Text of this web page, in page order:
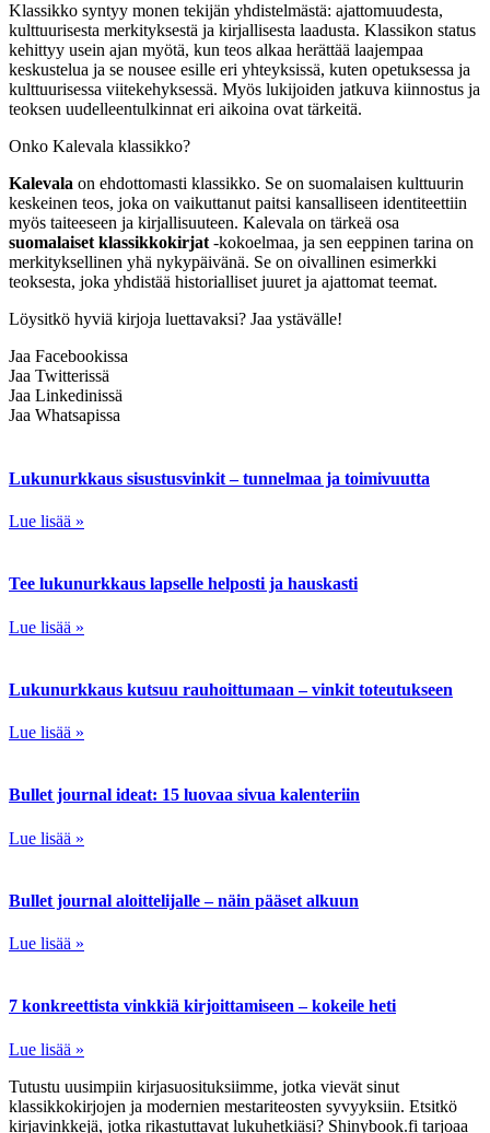
Klassikko syntyy monen tekijän yhdistelmästä: ajattomuudesta,
kulttuurisesta merkityksestä ja kirjallisesta laadusta. Klassikon status
kehittyy usein ajan myötä, kun teos alkaa herättää laajempaa
keskustelua ja se nousee esille eri yhteyksissä, kuten opetuksessa ja
kulttuurisessa viitekehyksessä. Myös lukijoiden jatkuva kiinnostus ja
teoksen uudelleentulkinnat eri aikoina ovat tärkeitä.
Onko Kalevala klassikko?
Kalevala on ehdottomasti klassikko. Se on suomalaisen kulttuurin
keskeinen teos, joka on vaikuttanut paitsi kansalliseen identiteettiin
myös taiteeseen ja kirjallisuuteen. Kalevala on tärkeä osa
suomalaiset klassikkokirjat-kokoelmaa, ja sen eeppinen tarina on
merkityksellinen yhä nykypäivänä. Se on oivallinen esimerkki
teoksesta, joka yhdistää historialliset juuret ja ajattomat teemat.
Löysitkö hyviä kirjoja luettavaksi? Jaa ystävälle!
Jaa Facebookissa
Jaa Twitterissä
Jaa Linkedinissä
Jaa Whatsapissa
Lukunurkkaus sisustusvinkit – tunnelmaa ja toimivuutta
Lue lisää »
Tee lukunurkkaus lapselle helposti ja hauskasti
Lue lisää »
Lukunurkkaus kutsuu rauhoittumaan – vinkit toteutukseen
Lue lisää »
Bullet journal ideat: 15 luovaa sivua kalenteriin
Lue lisää »
Bullet journal aloittelijalle – näin pääset alkuun
Lue lisää »
7 konkreettista vinkkiä kirjoittamiseen – kokeile heti
Lue lisää »
Tutustu uusimpiin kirjasuosituksiimme, jotka vievät sinut
klassikkokirjojen ja modernien mestariteosten syvyyksiin. Etsitkö
kirjavinkkejä, jotka rikastuttavat lukuhetkiäsi? Shinybook.fi tarjoaa